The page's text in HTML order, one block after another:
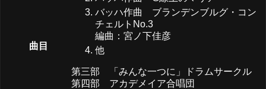
曲目
バッハ作曲 ブランデンブルグ・コン
チェルトNo.3
編曲：宮ノ下佳彦
他
第三部 「みんな一つに」ドラムサークル
第四部 アカデメイア合唱団